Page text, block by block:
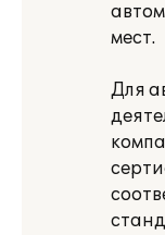
мест.
Для